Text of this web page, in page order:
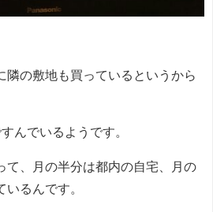
隣の敷地も買っているというから
んでいるようです。
て、月の半分は都内の自宅、月の
るんです。